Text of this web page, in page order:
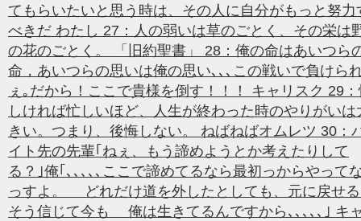
てもらいたいと思う時は、その人に自分がもっと努力
べきだ わたし 27：人の弱いは草のごとく、その栄は
の花のごとく。 「旧約聖書」 28：俺の命はあいつら
命，あいつらの思いは俺の思い､､､この戦いで負けら
ぇ｡だから！ここで貴様を倒す！！！ キャリスク 29
しければ忙しいほど、人生が終わった時のやりがいは
きい。つまり、後悔しない。 ねばねばオムレツ 30：
イト先の先輩｢ねぇ、もう諦めようとか考えたりして
る？｣俺｢､､､､､ここで諦めてるなら最初っからやって
っすよ。 どれだけ道を外したとしても、元に戻せ
そう信じて今も 俺は生きてるんですから､､､､､｣ キ